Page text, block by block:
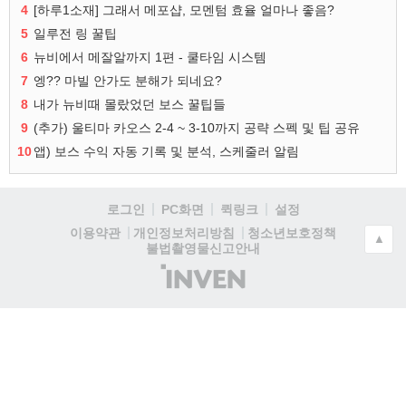
4 [하루1소재] 그래서 메포샵, 모멘텀 효율 얼마나 좋음?
5 일루전 링 꿀팁
6 뉴비에서 메잘알까지 1편 - 쿨타임 시스템
7 엥?? 마빌 안가도 분해가 되네요?
8 내가 뉴비때 몰랐었던 보스 꿀팁들
9 (추가) 울티마 카오스 2-4 ~ 3-10까지 공략 스펙 및 팁 공유
10앱) 보스 수익 자동 기록 및 분석, 스케줄러 알림
로그인 PC화면 퀵링크
설정
이용약관
개인정보처리방침
청소년보호정책
불법촬영물신고안내
(주)
인
▲